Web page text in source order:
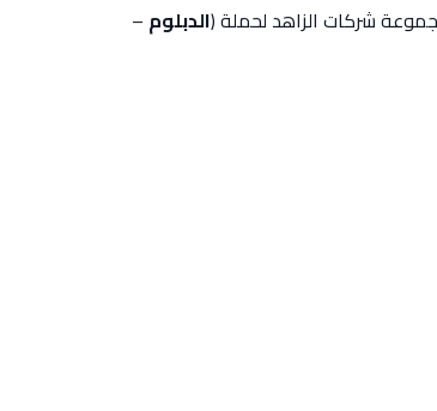
شركات الزاهد لحملة (الدبلوم –